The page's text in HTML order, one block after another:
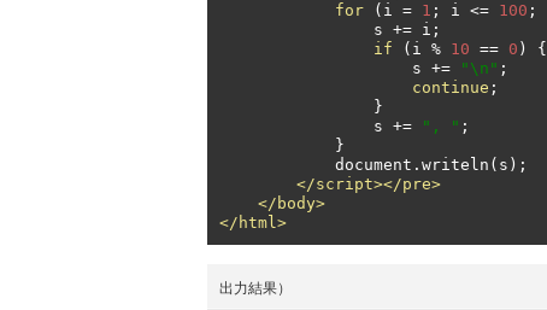
for
( i = 1 ; i <= 100 ;
                s
+= i ;
if
( i % 10 == 0 )
{
                    s
+= "\n" ;
continue ;
}
                s
+= ", " ;
}
            document
. writeln ( s );
</script></pre>
</body>
</html>
出力結果）